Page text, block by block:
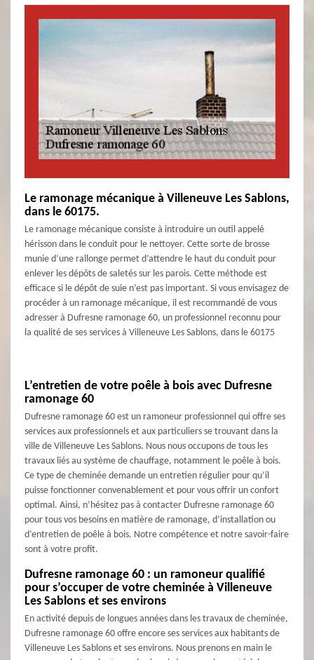
Le ramonage mécanique à Villeneuve Les Sablons,
dans le 60175.
Le ramonage mécanique consiste à introduire un outil appelé
hérisson dans le conduit pour le nettoyer. Cette sorte de brosse
munie d’une rallonge permet d’attendre le haut du conduit pour
enlever les dépôts de saletés sur les parois. Cette méthode est
efficace si le dépôt de suie n’est pas important. Si vous envisagez de
procéder à un ramonage mécanique, il est recommandé de vous
adresser à Dufresne ramonage 60, un professionnel reconnu pour
la qualité de ses services à Villeneuve Les Sablons, dans le 60175
L’entretien de votre poêle à bois avec Dufresne
ramonage 60
Dufresne ramonage 60 est un ramoneur professionnel qui offre ses
services aux professionnels et aux particuliers se trouvant dans la
ville de Villeneuve Les Sablons. Nous nous occupons de tous les
travaux liés au système de chauffage, notamment le poêle à bois.
Ce type de cheminée demande un entretien régulier pour qu’il
puisse fonctionner convenablement et pour vous offrir un confort
optimal. Ainsi, n’hésitez pas à contacter Dufresne ramonage 60
pour tous vos besoins en matière de ramonage, d’installation ou
d’entretien de poêle à bois. Notre compétence et notre savoir-faire
sont à votre profit.
Dufresne ramonage 60 : un ramoneur qualifié
pour s’occuper de votre cheminée à Villeneuve
Les Sablons et ses environs
En activité depuis de longues années dans les travaux de cheminée,
Dufresne ramonage 60 offre encore ses services aux habitants de
Villeneuve Les Sablons et ses environs. Nous prenons en main le